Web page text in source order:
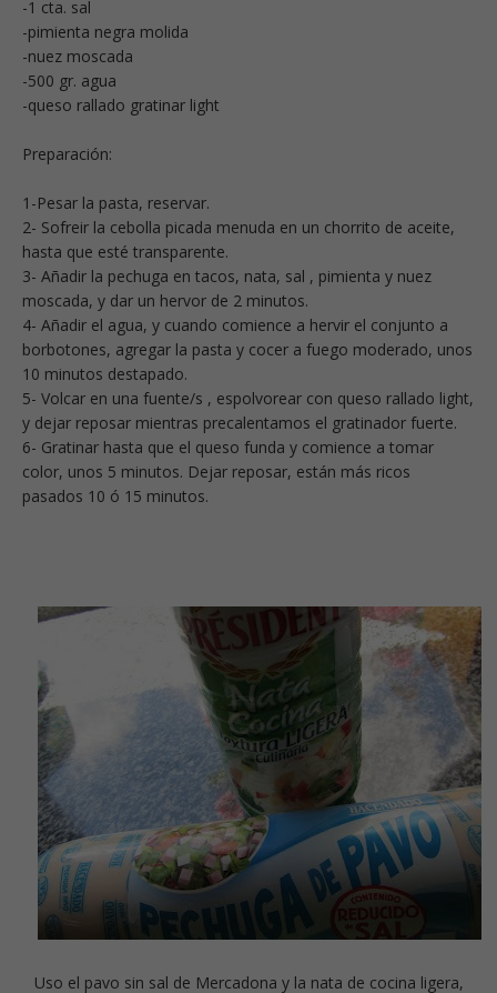
-1 cta. sal
-pimienta negra molida
-nuez moscada
-500 gr. agua
-queso rallado gratinar light
Preparación:
1-Pesar la pasta, reservar.
2- Sofreir la cebolla picada menuda en un chorrito de aceite,
hasta que esté transparente.
3- Añadir la pechuga en tacos, nata, sal , pimienta y nuez
moscada, y dar un hervor de 2 minutos.
4- Añadir el agua, y cuando comience a hervir el conjunto a
borbotones, agregar la pasta y cocer a fuego moderado, unos
10 minutos destapado.
5- Volcar en una fuente/s , espolvorear con queso rallado light,
y dejar reposar mientras precalentamos el gratinador fuerte.
6- Gratinar hasta que el queso funda y comience a tomar
color, unos 5 minutos. Dejar reposar, están más ricos
pasados 10 ó 15 minutos.
Uso el pavo sin sal de Mercadona y la nata de cocina ligera,